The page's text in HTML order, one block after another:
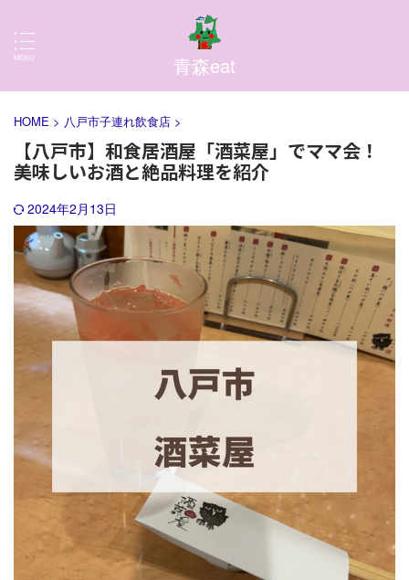
青森eat
HOME > 八戸市子連れ飲食店 >
【八戸市】和食居酒屋「酒菜屋」でママ会！
美味しいお酒と絶品料理を紹介
2024年2月13日